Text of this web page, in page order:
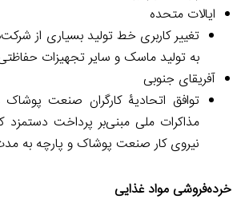
ایالات متحده
تغییر کاربری خط تولید بسیاری از
به تولید ماسک و سایر تجهیزات
آفریقای جنوبی
توافق اتحادیۀ کارگران صنعت
نیروی کار صنعت پوشاک و پارچه به مدت ۶
خرده‌فروشی مواد غذایی